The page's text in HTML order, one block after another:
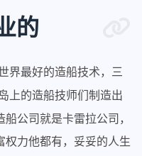
的
界最好的造船技术，三
上的造船技师们制造出
公司就是卡雷拉公司，
权力他都有，妥妥的人生